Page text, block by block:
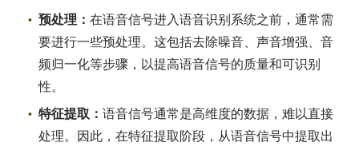
预处理： 在语音信号进入语音识别系统之前，通常需
要进行一些预处理。这包括去除噪音、声音增强、音
频归一化等步骤，以提高语音信号的质量和可识别
性。
特征提取： 语音信号通常是高维度的数据，难以直接
处理。因此，在特征提取阶段，从语音信号中提取出